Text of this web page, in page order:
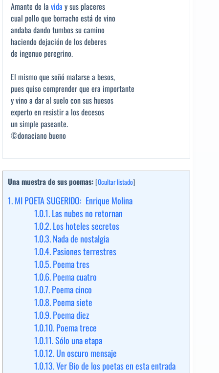
Amante de la vida y sus placeres
cual pollo que borracho está de vino
andaba dando tumbos su camino
haciendo dejación de los deberes
de ingenuo peregrino.
El mismo que soñó matarse a besos,
pues quiso comprender que era importante
y vino a dar al suelo con sus huesos
experto en resistir a los decesos
un simple paseante.
©donaciano bueno
Una muestra de sus poemas: [Ocultar listado]
1.MI POETA SUGERIDO: Enrique Molina
1.0.1.Las nubes no retornan
1.0.2.Los hoteles secretos
1.0.3.Nada de nostalgia
1.0.4.Pasiones terrestres
1.0.5.Poema tres
1.0.6.Poema cuatro
1.0.7.Poema cinco
1.0.8.Poema siete
1.0.9.Poema diez
1.0.10.Poema trece
1.0.11.Sólo una etapa
1.0.12.Un oscuro mensaje
1.0.13.Ver Bio de los poetas en esta entrada